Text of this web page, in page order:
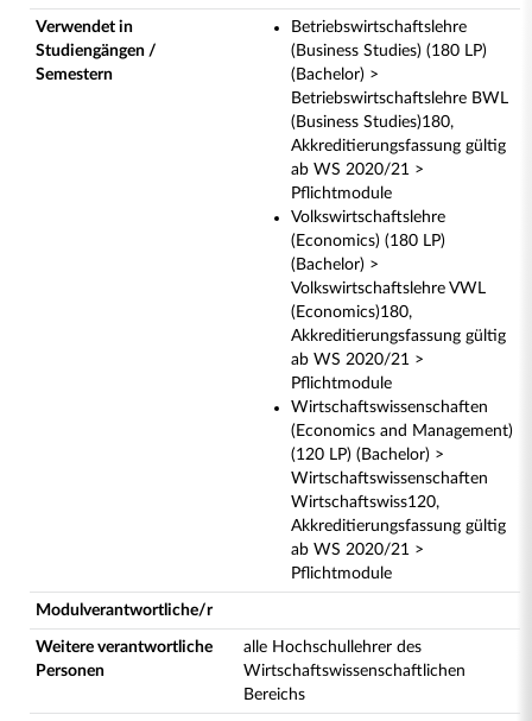
Verwendet in
Studiengängen /
Semestern
Betriebswirtschaftslehre
(Business Studies) (180 LP)
(Bachelor) >
Betriebswirtschaftslehre BWL
(Business Studies)180,
Akkreditierungsfassung gültig
ab WS 2020/21 >
Pflichtmodule
Volkswirtschaftslehre
(Economics) (180 LP)
(Bachelor) >
Volkswirtschaftslehre VWL
(Economics)180,
Akkreditierungsfassung gültig
ab WS 2020/21 >
Pflichtmodule
Wirtschaftswissenschaften
(Economics and Management)
(120 LP) (Bachelor) >
Wirtschaftswissenschaften
Wirtschaftswiss120,
Akkreditierungsfassung gültig
ab WS 2020/21 >
Pflichtmodule
Modulverantwortliche/r
Weitere verantwortliche
Personen
alle Hochschullehrer des
Wirtschaftswissenschaftlichen
Bereichs